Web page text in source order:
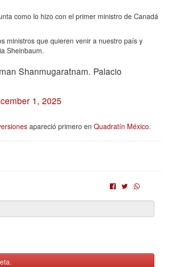
como lo hizo con el primer ministro de Canadá
ministros que quieren venir a nuestro país y
Sheinbaum.
Shanmugaratnam. Palacio
1, 2025
apareció primero en Quadratín México.